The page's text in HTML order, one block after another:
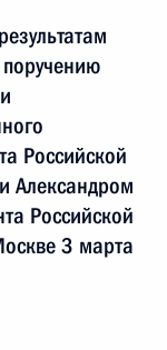
Российской
Александром
Российской
3 марта